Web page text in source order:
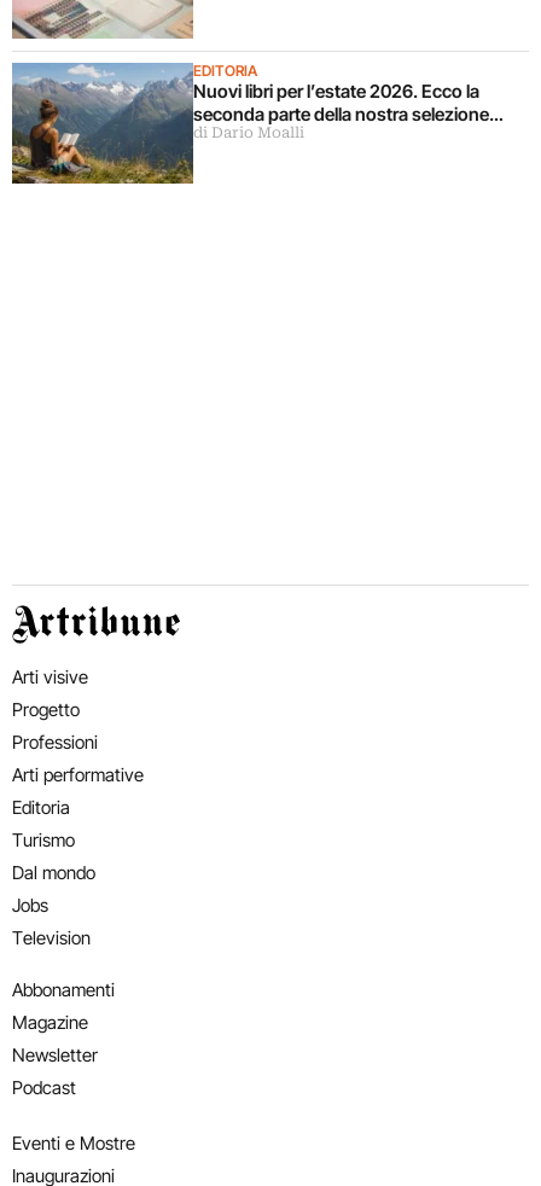
EDITORIA
Nuovi libri per l’estate 2026. Ecco la
seconda parte della nostra selezione…
di Dario Moalli
Artribune
Arti visive
Progetto
Professioni
Arti performative
Editoria
Turismo
Dal mondo
Jobs
Television
Abbonamenti
Magazine
Newsletter
Podcast
Eventi e Mostre
Inaugurazioni